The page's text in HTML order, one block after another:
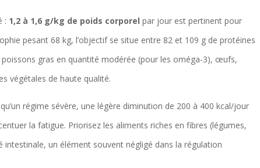
: 1,2 à 1,6 g/kg de poids corporel par jour est pertinent pour
pesant 68 kg, l’objectif se situe entre 82 et 109 g de protéines
gras en quantité modérée (pour les oméga-3), œufs,
végétales de haute qualité.
régime sévère, une légère diminution de 200 à 400 kcal/jour
la fatigue. Priorisez les aliments riches en fibres (légumes,
un élément souvent négligé dans la régulation